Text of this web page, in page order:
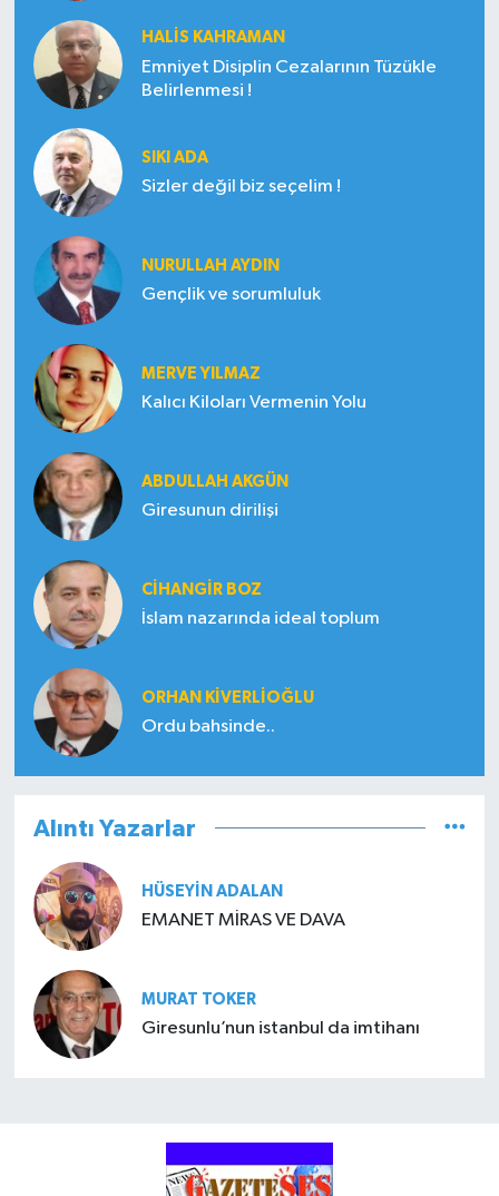
HALIS KAHRAMAN
Emniyet Disiplin Cezalarının Tüzükle
Belirlenmesi !
SIKI ADA
Sizler değil biz seçelim !
NURULLAH AYDIN
Gençlik ve sorumluluk
MERVE YILMAZ
Kalıcı Kiloları Vermenin Yolu
ABDULLAH AKGÜN
Giresunun dirilişi
CIHANGIR BOZ
İslam nazarında ideal toplum
ORHAN KIVERLIOĞLU
Ordu bahsinde..
Alıntı Yazarlar
HÜSEYIN ADALAN
EMANET MİRAS VE DAVA
MURAT TOKER
Giresunlu’nun istanbul da imtihanı